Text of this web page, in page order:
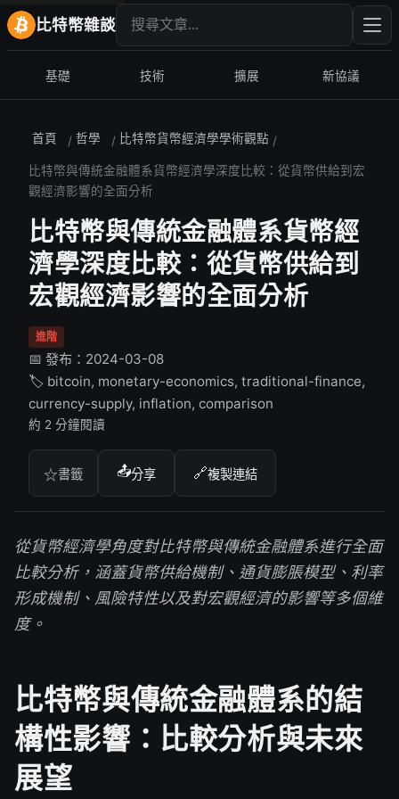
比特幣雜談 搜尋文章 輸入
基礎 技術 擴展 新協議
首頁 / 哲學 / 比特幣貨幣經濟學學術觀點 /
比特幣與傳統金融體系貨幣經濟學深度比較：從貨幣供給到宏
觀經濟影響的全面分析
比特幣與傳統金融體系貨幣經
濟學深度比較：從貨幣供給到
宏觀經濟影響的全面分析
進階
📅 發布：2024-03-08
🏷️ bitcoin, monetary-economics, traditional-finance,
currency-supply, inflation, comparison
約 2 分鐘閱讀
☆書籤 📤分享 🔗複製連結
從貨幣經濟學角度對比特幣與傳統金融體系進行全面
比較分析，涵蓋貨幣供給機制、通貨膨脹模型、利率
形成機制、風險特性以及對宏觀經濟的影響等多個維
度。
比特幣與傳統金融體系的結
構性影響：比較分析與未來
展望